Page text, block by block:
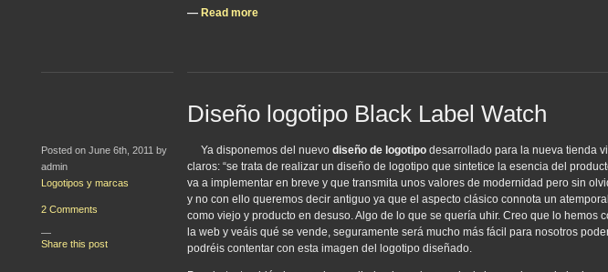
— Read more
Diseño logotipo Black Label Watch
Posted on June 6th, 2011 by
admin
Logotipos y marcas
2 Comments
—
Share this post
Ya disponemos del nuevo diseño de logotipo desarrollado para la nueva tienda
claros: “se trata de realizar un diseño de logotipo que sintetice la esencia del
va a implementar en breve y que transmita unos valores de modernidad pero sin
y no con ello queremos decir antiguo ya que el aspecto clásico connota un
como viejo y producto en desuso. Algo de lo que se quería uhir. Creo que lo
la web y veáis qué se vende, seguramente será mucho más fácil para nosotros
podréis contentar con esta imagen del logotipo diseñado.